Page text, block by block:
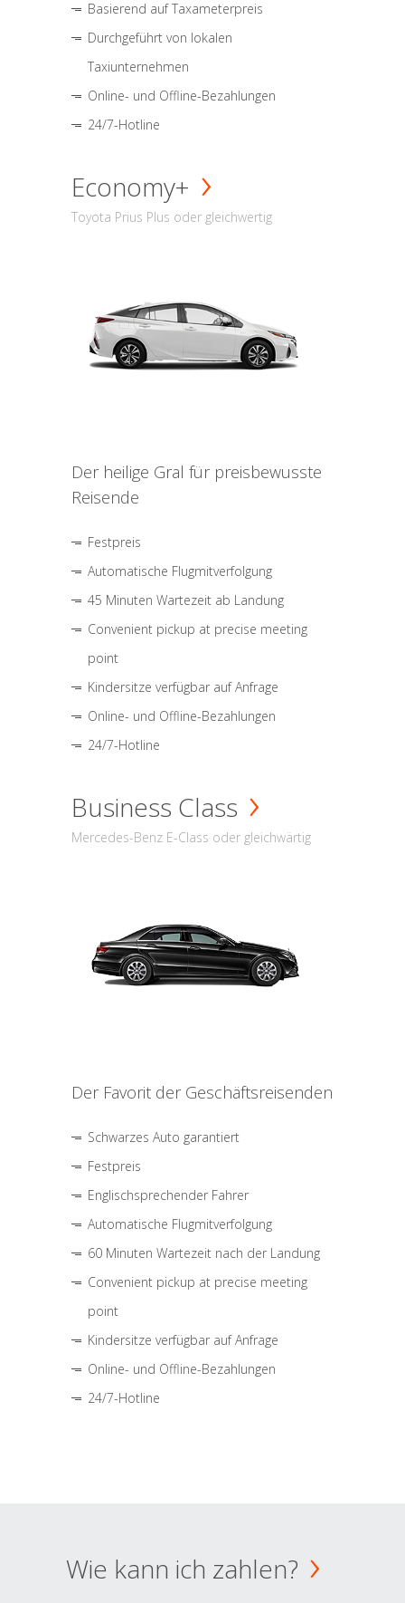
Basierend auf Taxameterpreis
Durchgeführt von lokalen
Taxiunternehmen
Online- und Offline-Bezahlungen
24/7-Hotline
Economy+
Toyota Prius Plus oder gleichwertig
Der heilige Gral für preisbewusste
Reisende
Festpreis
Automatische Flugmitverfolgung
45 Minuten Wartezeit ab Landung
Convenient pickup at precise meeting
point
Kindersitze verfügbar auf Anfrage
Online- und Offline-Bezahlungen
24/7-Hotline
Business Class
Mercedes-Benz E-Class oder gleichwärtig
Der Favorit der Geschäftsreisenden
Schwarzes Auto garantiert
Festpreis
Englischsprechender Fahrer
Automatische Flugmitverfolgung
60 Minuten Wartezeit nach der Landung
Convenient pickup at precise meeting
point
Kindersitze verfügbar auf Anfrage
Online- und Offline-Bezahlungen
24/7-Hotline
Wie kann ich zahlen?